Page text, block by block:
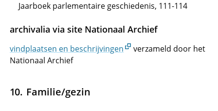
Jaarboek parlementaire geschiedenis, 111-114
archivalia via site Nationaal Archief
vindplaatsen en beschrijvingen
verzameld door het
Nationaal Archief
Familie/gezin